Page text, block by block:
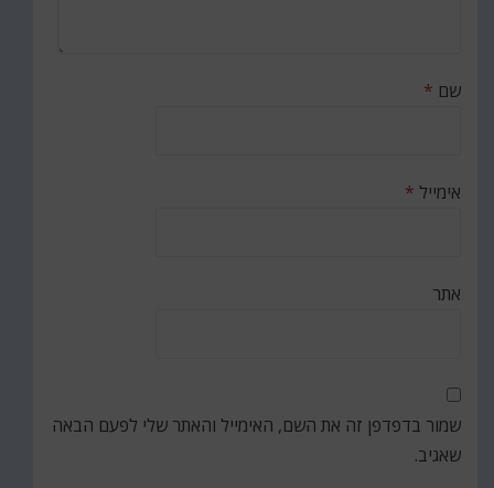
שם *
אימייל *
אתר
שמור בדפדפן זה את השם, האימייל והאתר שלי לפעם הבאה
שאגיב.